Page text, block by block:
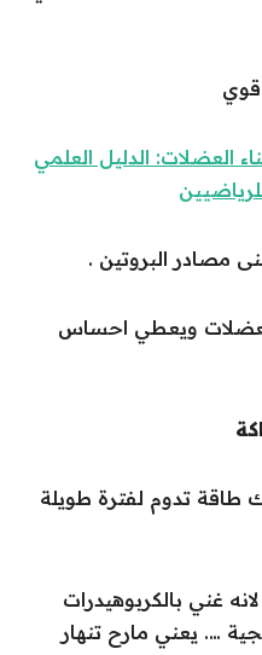
العضلات: الدليل العلمي
مصادر البروتين .
ويعطي احساس
تدوم لفترة طويلة
غني بالكربوهيدرات
…. يعني مارح تنهار